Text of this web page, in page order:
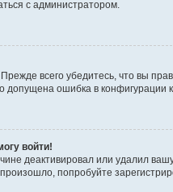
с администратором.
всего убедитесь, что вы
допущена ошибка в
войти!
деактивировал или удалил
попробуйте